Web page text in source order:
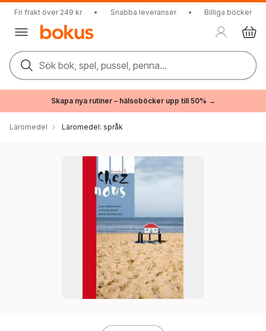
Fri frakt över 249 kr • Snabba leveranser • Billiga böcker
Sök bok, spel, pussel, penna...
Skapa nya rutiner – hälsoböcker upp till 50% →
Läromedel Läromedel: språk